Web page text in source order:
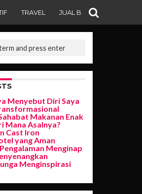
TRAVEL JUAL BELI
Menyebut Diri Saya
Makanan Enak
Mana Asalnya?
Cast Iron
yang Aman
Menginap
Menginspirasi